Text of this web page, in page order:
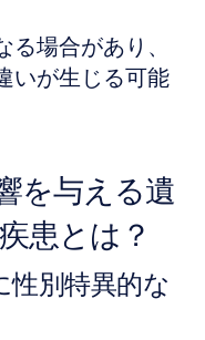
場合があり、
いが生じる可能
を与える遺
患とは？
性別特異的な